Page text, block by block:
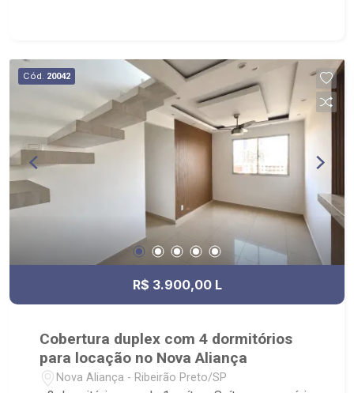
Cód. 20042
R$ 3.900,00 L
Cobertura duplex com 4 dormitórios
para locação no Nova Aliança
Nova Aliança - Ribeirão Preto/SP